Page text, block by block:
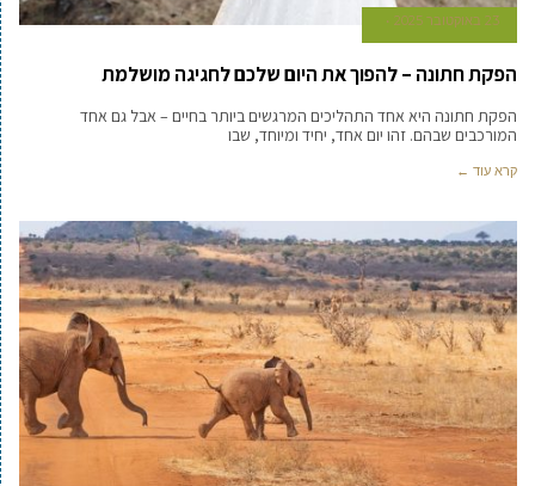
23 באוקטובר 2025
הפקת חתונה – להפוך את היום שלכם לחגיגה מושלמת
הפקת חתונה היא אחד התהליכים המרגשים ביותר בחיים – אבל גם אחד
המורכבים שבהם. זהו יום אחד, יחיד ומיוחד, שבו
קרא עוד ←